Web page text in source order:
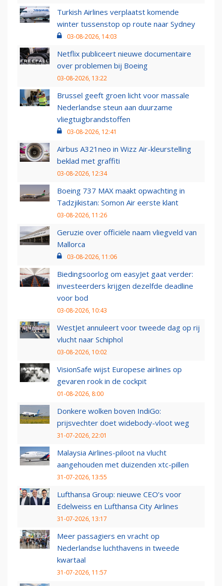
Turkish Airlines verplaatst komende
winter tussenstop op route naar Sydney
03-08-2026, 14:03
Netflix publiceert nieuwe documentaire
over problemen bij Boeing
03-08-2026, 13:22
Brussel geeft groen licht voor massale
Nederlandse steun aan duurzame
vliegtuigbrandstoffen
03-08-2026, 12:41
Airbus A321neo in Wizz Air-kleurstelling
beklad met graffiti
03-08-2026, 12:34
Boeing 737 MAX maakt opwachting in
Tadzjikistan: Somon Air eerste klant
03-08-2026, 11:26
Geruzie over officiële naam vliegveld van
Mallorca
03-08-2026, 11:06
Biedingsoorlog om easyJet gaat verder:
investeerders krijgen dezelfde deadline
voor bod
03-08-2026, 10:43
WestJet annuleert voor tweede dag op rij
vlucht naar Schiphol
03-08-2026, 10:02
VisionSafe wijst Europese airlines op
gevaren rook in de cockpit
01-08-2026, 8:00
Donkere wolken boven IndiGo:
prijsvechter doet widebody-vloot weg
31-07-2026, 22:01
Malaysia Airlines-piloot na vlucht
aangehouden met duizenden xtc-pillen
31-07-2026, 13:55
Lufthansa Group: nieuwe CEO’s voor
Edelweiss en Lufthansa City Airlines
31-07-2026, 13:17
Meer passagiers en vracht op
Nederlandse luchthavens in tweede
kwartaal
31-07-2026, 11:57